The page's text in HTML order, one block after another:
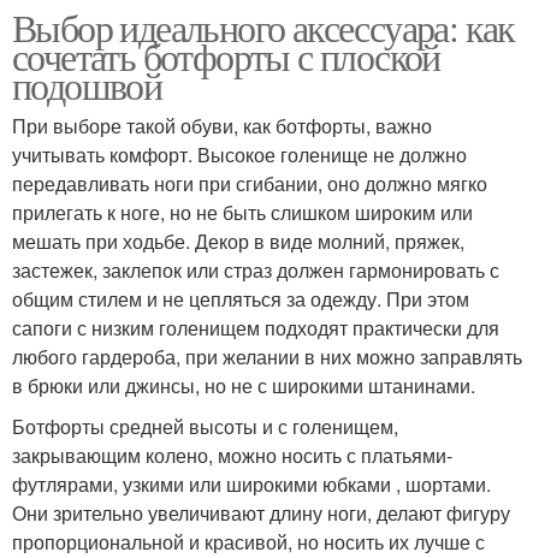
Выбор идеального аксессуара: как
сочетать ботфорты с плоской
подошвой
При выборе такой обуви, как ботфорты, важно
учитывать комфорт. Высокое голенище не должно
передавливать ноги при сгибании, оно должно мягко
прилегать к ноге, но не быть слишком широким или
мешать при ходьбе. Декор в виде молний, пряжек,
застежек, заклепок или страз должен гармонировать с
общим стилем и не цепляться за одежду. При этом
сапоги с низким голенищем подходят практически для
любого гардероба, при желании в них можно заправлять
в брюки или джинсы, но не с широкими штанинами.
Ботфорты средней высоты и с голенищем,
закрывающим колено, можно носить с платьями-
футлярами, узкими или широкими юбками , шортами.
Они зрительно увеличивают длину ноги, делают фигуру
пропорциональной и красивой, но носить их лучше с